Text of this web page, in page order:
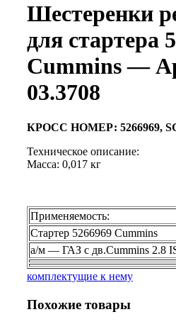
Шестеренки
для стартера
Cummins —
03.3708
КРОСС НОМЕР: 5266969,
Техническое описание:
Масса: 0,017 кг
Применяемость:
Стартер 5266969 Cummins
а/м — ГАЗ с дв.Cummins 2.8
комплектущие к нему
Похожие товары